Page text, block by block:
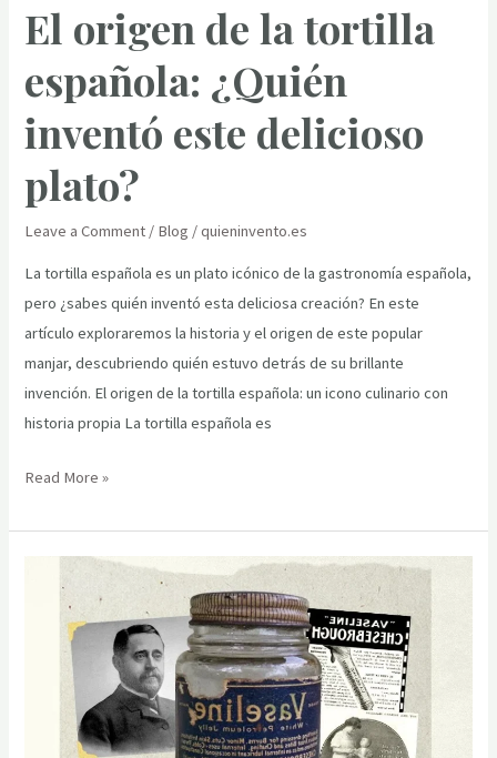
queso
El origen de la tortilla
española: ¿Quién
inventó este delicioso
plato?
Leave a Comment / Blog /quieninvento.es
La tortilla española es un plato icónico de la gastronomía española,
pero ¿sabes quién inventó esta deliciosa creación? En este
artículo exploraremos la historia y el origen de este popular
manjar, descubriendo quién estuvo detrás de su brillante
invención. El origen de la tortilla española: un icono culinario con
historia propia La tortilla española es
El
de
tortilla
española:
¿Quién
inventó
delicioso
Read More »